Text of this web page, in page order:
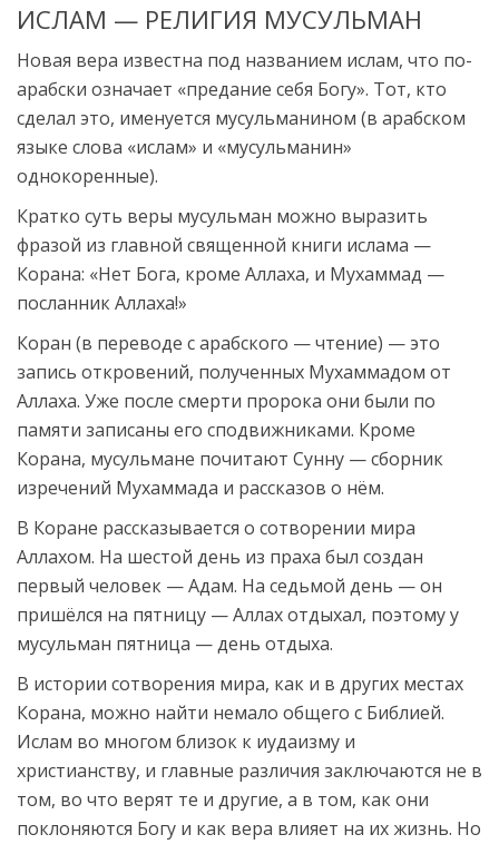
ИСЛАМ — РЕЛИГИЯ МУСУЛЬМАН
Новая вера известна под названием ислам, что по-
арабски означает «предание себя Богу». Тот, кто
сделал это, именуется мусульманином (в арабском
языке слова «ислам» и «мусульманин»
однокоренные).
Кратко суть веры мусульман можно выразить
фразой из главной священной книги ислама —
Корана: «Нет Бога, кроме Аллаха, и Мухаммад —
посланник Аллаха!»
Коран (в переводе с арабского — чтение) — это
запись откровений, полученных Мухаммадом от
Аллаха. Уже после смерти пророка они были по
памяти записаны его сподвижниками. Кроме
Корана, мусульмане почитают Сунну — сборник
изречений Мухаммада и рассказов о нём.
В Коране рассказывается о сотворении мира
Аллахом. На шестой день из праха был создан
первый человек — Адам. На седьмой день — он
пришёлся на пятницу — Аллах отдыхал, поэтому у
мусульман пятница — день отдыха.
В истории сотворения мира, как и в других местах
Корана, можно найти немало общего с Библией.
Ислам во многом близок к иудаизму и
христианству, и главные различия заключаются не в
том, во что верят те и другие, а в том, как они
поклоняются Богу и как вера влияет на их жизнь. Но